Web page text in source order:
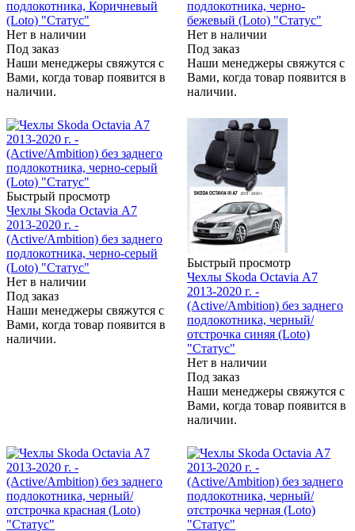
подлокотника, Коричневый
(Loto) "Статус"
Нет в наличии
Под заказ
Наши менеджеры свяжутся с
Вами, когда товар появится в
наличии.
подлокотника, черно-
бежевый (Loto) "Статус"
Нет в наличии
Под заказ
Наши менеджеры свяжутся с
Вами, когда товар появится в
наличии.
Быстрый просмотр
Чехлы Skoda Octavia А7
2013-2020 г. -
(Active/Ambition) без заднего
подлокотника, черно-серый
(Loto) "Статус"
Нет в наличии
Под заказ
Наши менеджеры свяжутся с
Вами, когда товар появится в
наличии.
Быстрый просмотр
Чехлы Skoda Octavia А7
2013-2020 г. -
(Active/Ambition) без заднего
подлокотника, черный/
отстрочка синяя (Loto)
"Статус"
Нет в наличии
Под заказ
Наши менеджеры свяжутся с
Вами, когда товар появится в
наличии.